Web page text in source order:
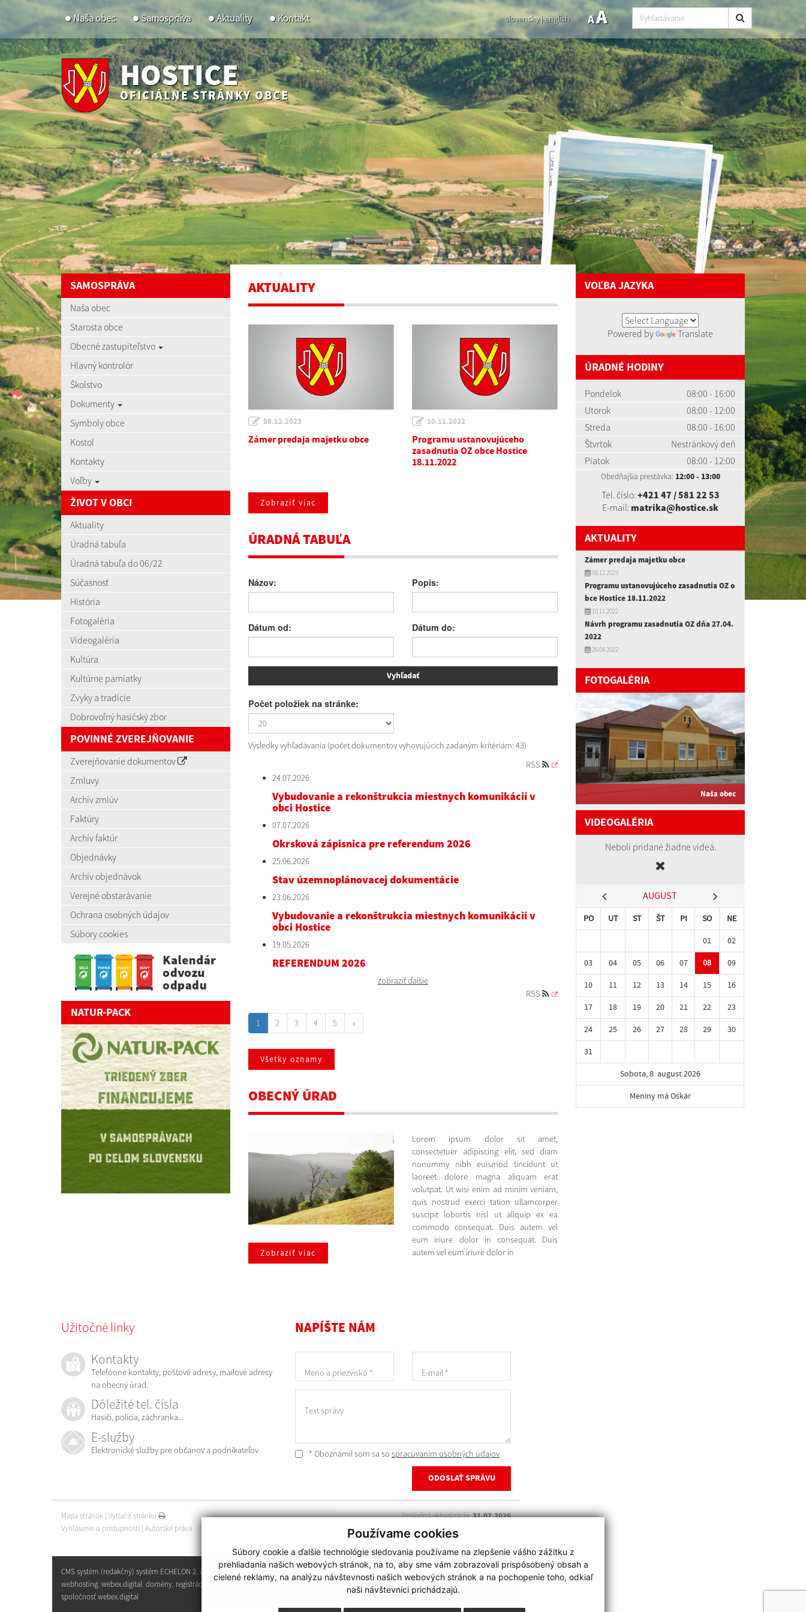
Používame cookies
Súbory cookie a ďalšie technológie sledovania používame na zlepšenie vášho zážitku z
prehliadania našich webových stránok, na to, aby sme vám zobrazovali prispôsobený obsah a
cielené reklamy, na analýzu návštevnosti našich webových stránok a na pochopenie toho, odkiaľ
naši návštevníci prichádzajú.
Naša obec Samospráva Aktuality Kontakt slovensky|english AA
HOSTICE
OFICIÁLNE STRÁNKY OBCE
SAMOSPRÁVA
Naša obec
Starosta obce
Obecné zastupiteľstvo
Hlavný kontrolór
Školstvo
Dokumenty
Symboly obce
Kostol
Kontakty
Voľby
ŽIVOT V OBCI
Aktuality
Úradná tabuľa
Úradná tabuľa do 06/22
Súčasnosť
História
Fotogaléria
Videogaléria
Kultúra
Kultúrne pamiatky
Zvyky a tradície
Dobrovoľný hasičský zbor
POVINNÉ ZVEREJŇOVANIE
Zverejňovanie dokumentov
Zmluvy
Archív zmlúv
Faktúry
Archív faktúr
Objednávky
Archív objednávok
Verejné obstarávanie
Ochrana osobných údajov
Súbory cookies
NATUR-PACK
AKTUALITY
08.12.2023
Zámer predaja majetku obce
10.11.2022
Programu ustanovujúceho
zasadnutia OZ obce Hostice
18.11.2022
Zobraziť viac
ÚRADNÁ TABUĽA
Názov: Popis:
Dátum od: Dátum do:
Počet položiek na stránke:
Výsledky vyhľadávania (počet dokumentov vyhovujúcich zadaným kritériám: 43)
RSS
24.07.2026
Vybudovanie a rekonštrukcia miestnych komunikácií v
obci Hostice
07.07.2026
Okrsková zápisnica pre referendum 2026
25.06.2026
Stav územnoplánovacej dokumentácie
23.06.2026
Vybudovanie a rekonštrukcia miestnych komunikácií v
obci Hostice
19.05.2026
REFERENDUM 2026
zobraziť ďalšie
RSS
1 2 3 4 5 »
Všetky oznamy
OBECNÝ ÚRAD
Lorem ipsum dolor sit amet,
consectetuer adipiscing elit, sed diam
nonummy nibh euismod tincidunt ut
laoreet dolore magna aliquam erat
volutpat. Ut wisi enim ad minim veniam,
quis nostrud exerci tation ullamcorper
suscipit lobortis nisl ut aliquip ex ea
commodo consequat. Duis autem vel
eum iriure dolor in consequat. Duis
autem vel eum iriure dolor in
Zobraziť viac
VOĽBA JAZYKA
Powered by Translate
ÚRADNÉ HODINY
Pondelok
08:00 - 16:00
Utorok
08:00 - 12:00
Streda
08:00 - 16:00
Štvrtok
Nestránkový deň
Piatok
08:00 - 12:00
Obedňajšia prestávka: 12:00 - 13:00
Tel. číslo:+421 47 / 581 22 53
E-mail: matrika@hostice.sk
AKTUALITY
Zámer predaja majetku obce
08.12.2023
Programu ustanovujúceho zasadnutia OZ o
bce Hostice 18.11.2022
10.11.2022
Návrh programu zasadnutia OZ dňa 27.04.
2022
26.04.2022
FOTOGALÉRIA
Naša obec
VIDEOGALÉRIA
Neboli pridané žiadne videá.
AUGUST
PO UT ST ŠT PI SO
NE
01
02
03
04 05 06 07 08
09
10
11 12 13 14 15
16
17
18 19 20 21 22
23
24
25 26 27 28 29
30
31
Sobota, 8. august 2026
Meniny má Oskár
NAPÍŠTE NÁM
Meno a priezvisko * E-mail *
Text správy
* Oboznámil som sa so spracúvaním osobných údajov
ODOSLAŤ SPRÁVU
Užitočné linky
Kontakty
Telefónne kontakty, poštové adresy, mailové adresy
na obecný úrad.
Dôležité tel. čísla
Hasiči, polícia, záchranka...
E-služby
Elektronické služby pre občanov a podnikateľov
Posledná aktualizácia:31.07.2026
využite možnosť získavania aktuálnych informácií s
Mapa stránok | Vytlačiť stránku
Vyhlásenie o prístupnosti | Autorské práva
technický prevádzkovateľ
webdesign
| webex.digital
CMS systém (redakčný) systém ECHELON 2, web portál
webhosting, webex.digital, domény, registrácia domény
spoločnosť webex.digital